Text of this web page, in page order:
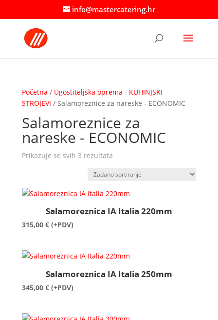
info@mastercatering.hr
Početna / Ugostiteljska oprema - KUHINJSKI
STROJEVI / Salamoreznice za nareske - ECONOMIC
Salamoreznice za
nareske - ECONOMIC
Prikazuje se svih 3 rezultata
Salamoreznica IA Italia 220mm
315,00 € (+PDV)
Salamoreznica IA Italia 250mm
345,00 € (+PDV)